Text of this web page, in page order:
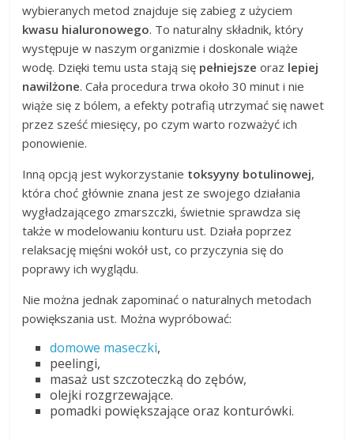
wybieranych metod znajduje się zabieg z użyciem
kwasu hialuronowego. To naturalny składnik, który
występuje w naszym organizmie i doskonale wiąże
wodę. Dzięki temu usta stają się pełniejsze oraz lepiej
nawilżone. Cała procedura trwa około 30 minut i nie
wiąże się z bólem, a efekty potrafią utrzymać się nawet
przez sześć miesięcy, po czym warto rozważyć ich
ponowienie.
Inną opcją jest wykorzystanie toksyyny botulinowej,
która choć głównie znana jest ze swojego działania
wygładzającego zmarszczki, świetnie sprawdza się
także w modelowaniu konturu ust. Działa poprzez
relaksację mięśni wokół ust, co przyczynia się do
poprawy ich wyglądu.
Nie można jednak zapominać o naturalnych metodach
powiększania ust. Można wypróbować:
domowe maseczki,
peelingi,
masaż ust szczoteczką do zębów,
olejki rozgrzewające.
pomadki powiększające oraz konturówki.